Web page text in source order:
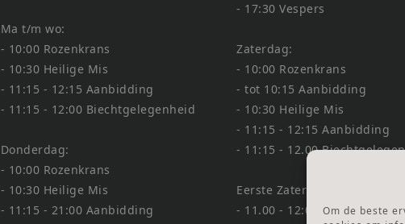
Om de beste
Ma t/m wo:
- 10:00 Rozenkrans
- 10:30 Heilige Mis
- 11:15 - 12:15 Aanbidding
- 11:15 - 12:00 Biechtgelegenheid
Donderdag:
- 10:00 Rozenkrans
- 10:30 Heilige Mis
- 11:15 - 21:00 Aanbidding
- 17:30 Vespers
Zaterdag:
- 10:00 Rozenkrans
- tot 10:15 Aanbidding
- 10:30 Heilige Mis
- 11:15 - 12:15 Aanbidding
- 11:15 - 12.00
Eerste Zaterdag Bedevaart:
- 11.00 - 12:00